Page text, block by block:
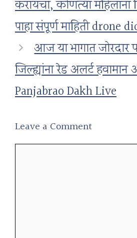
करायचा, कोणत्या महिलांना
पाहा संपूर्ण माहिती drone
आज या भागात जोरदार
जिल्ह्यांना रेड अलर्ट
Panjabrao Dakh Live
Leave a Comment